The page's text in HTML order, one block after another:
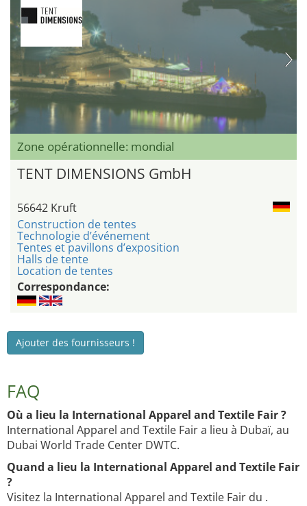
Zone opérationnelle: mondial
TENT DIMENSIONS GmbH
56642 Kruft
Construction de tentes
Technologie d’événement
Tentes et pavillons d’exposition
Halls de tente
Location de tentes
Correspondance:
Ajouter des fournisseurs !
FAQ
Où a lieu la International Apparel and Textile Fair ?
International Apparel and Textile Fair a lieu à Dubaï, au
Dubai World Trade Center DWTC.
Quand a lieu la International Apparel and Textile Fair
?
Visitez la International Apparel and Textile Fair du .